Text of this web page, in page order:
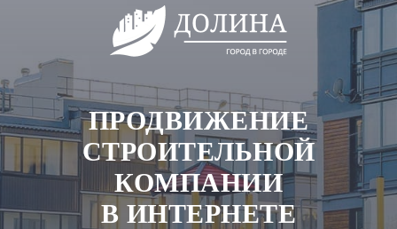
ПРОДВИЖЕНИЕ
СТРОИТЕЛЬНОЙ
КОМПАНИИ
В ИНТЕРНЕТЕ